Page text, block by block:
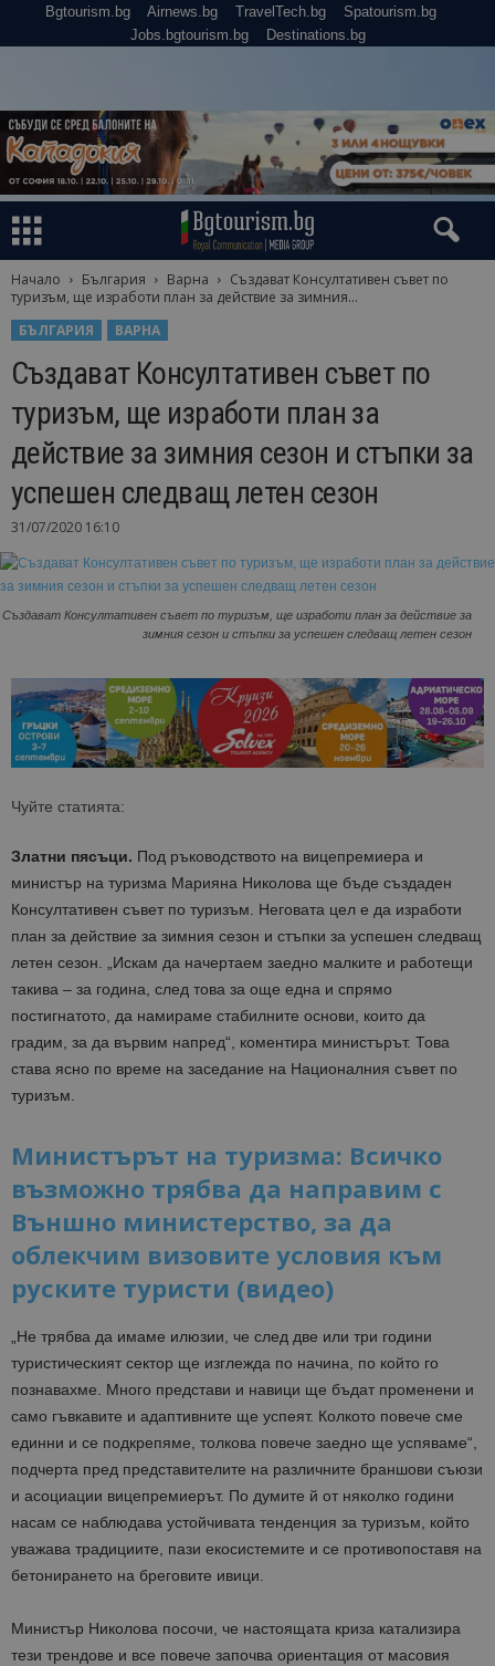
Bgtourism.bg Airnews.bg TravelTech.bg
Spatourism.bg
Jobs.bgtourism.bg
Destinations.bg
Начало България Варна
Създават Консултативен съвет по
туризъм, ще изработи план за действие за зимния...
БЪЛГАРИЯ
ВАРНА
Създават Консултативен съвет по
туризъм, ще изработи план за
действие за зимния сезон и стъпки за
успешен следващ летен сезон
31/07/2020 16:10
Създават Консултативен съвет по туризъм, ще изработи план за действие за
зимния сезон и стъпки за успешен следващ летен сезон
Чуйте статията:
Златни пясъци. Под ръководството на вицепремиера и
министър на туризма Марияна Николова ще бъде създаден
Консултативен съвет по туризъм. Неговата цел е да изработи
план за действие за зимния сезон и стъпки за успешен следващ
летен сезон. „Искам да начертаем заедно малките и работещи
такива – за година, след това за още една и спрямо
постигнатото, да намираме стабилните основи, които да
градим, за да вървим напред“, коментира министърът. Това
става ясно по време на заседание на Националния съвет по
туризъм.
Министърът на туризма: Всичко
възможно трябва да направим с
Външно министерство, за да
облекчим визовите условия към
руските туристи (видео)
„Не трябва да имаме илюзии, че след две или три години
туристическият сектор ще изглежда по начина, по който го
познавахме. Много представи и навици ще бъдат променени и
само гъвкавите и адаптивните ще успеят. Колкото повече сме
единни и се подкрепяме, толкова повече заедно ще успяваме“,
подчерта пред представителите на различните браншови съюзи
и асоциации вицепремиерът. По думите й от няколко години
насам се наблюдава устойчивата тенденция за туризъм, който
уважава традициите, пази екосистемите и се противопоставя на
бетонирането на бреговите ивици.
Министър Николова посочи, че настоящата криза катализира
тези трендове и все повече започва ориентация от масовия